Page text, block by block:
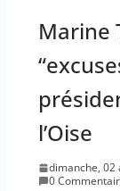
Marine
l’Oise
dimanche, 02
0